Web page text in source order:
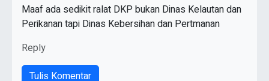
Maaf ada sedikit ralat DKP bukan Dinas Kelautan dan
Perikanan tapi Dinas Kebersihan dan Pertmanan
Reply
Tulis Komentar